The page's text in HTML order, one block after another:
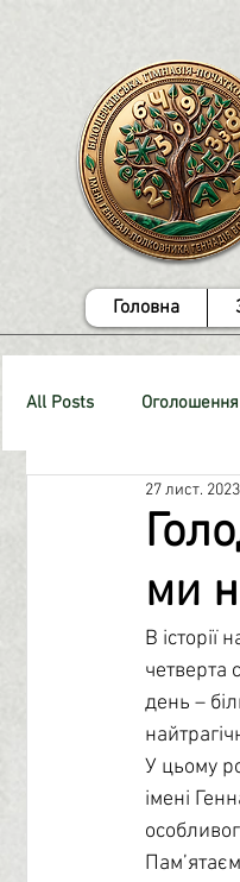
Головна
All Posts Оголошення
СТОП-Булінг!
Профорієнтація
Учнівське
ми
27 лист.
В
четверта
день –
У цьому
імені